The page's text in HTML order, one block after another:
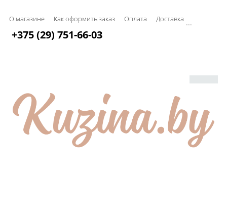
О магазине Как оформить заказ Оплата Доставка ...
+375 (29) 751-66-03